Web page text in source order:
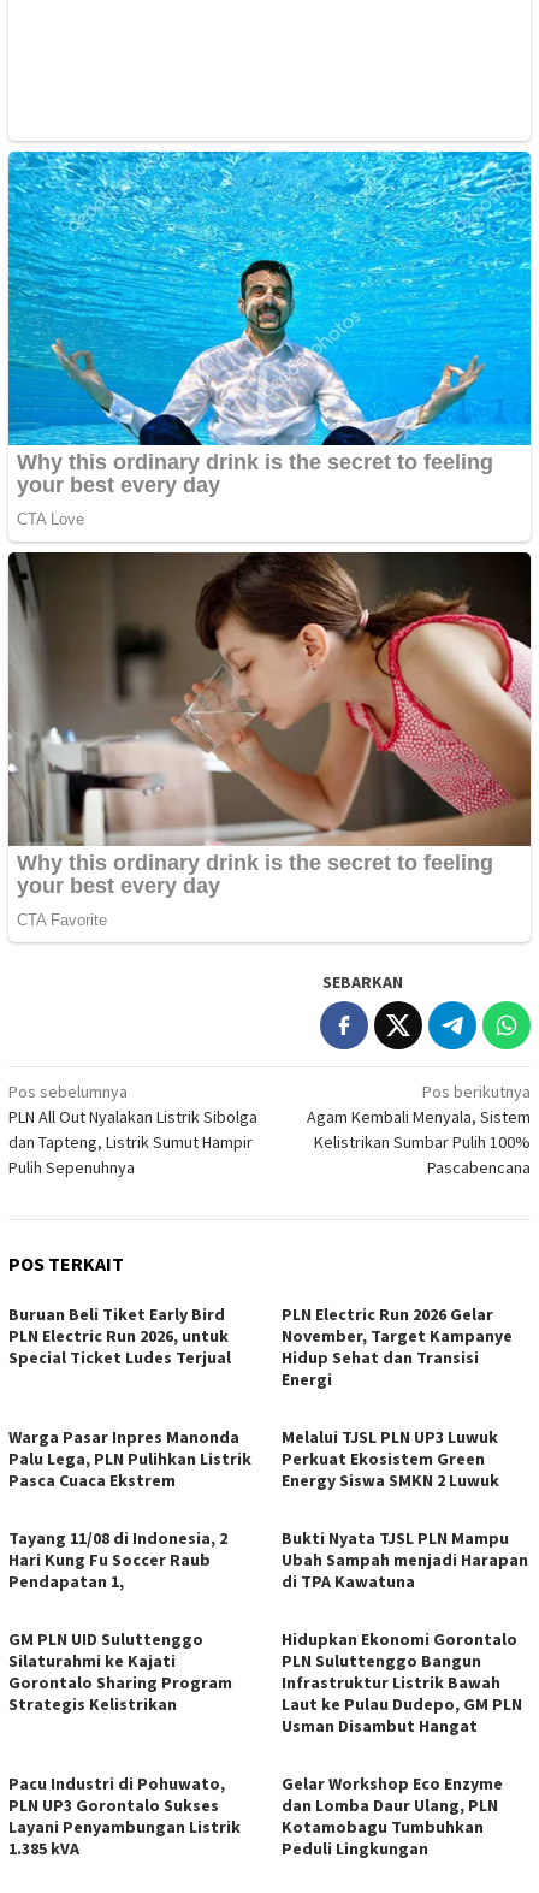
SEBARKAN
Navigasi
pos
Pos sebelumnya
PLN All Out Nyalakan Listrik Sibolga
dan Tapteng, Listrik Sumut Hampir
Pulih Sepenuhnya
Pos berikutnya
Agam Kembali Menyala, Sistem
Kelistrikan Sumbar Pulih 100%
Pascabencana
POS TERKAIT
Buruan Beli Tiket Early Bird
PLN Electric Run 2026, untuk
Special Ticket Ludes Terjual
PLN Electric Run 2026 Gelar
November, Target Kampanye
Hidup Sehat dan Transisi
Energi
Warga Pasar Inpres Manonda
Palu Lega, PLN Pulihkan Listrik
Pasca Cuaca Ekstrem
Melalui TJSL PLN UP3 Luwuk
Perkuat Ekosistem Green
Energy Siswa SMKN 2 Luwuk
Tayang 11/08 di Indonesia, 2
Hari Kung Fu Soccer Raub
Pendapatan 1,
Bukti Nyata TJSL PLN Mampu
Ubah Sampah menjadi Harapan
di TPA Kawatuna
GM PLN UID Suluttenggo
Silaturahmi ke Kajati
Gorontalo Sharing Program
Strategis Kelistrikan
Hidupkan Ekonomi Gorontalo
PLN Suluttenggo Bangun
Infrastruktur Listrik Bawah
Laut ke Pulau Dudepo, GM PLN
Usman Disambut Hangat
Pacu Industri di Pohuwato,
PLN UP3 Gorontalo Sukses
Layani Penyambungan Listrik
1.385 kVA
Gelar Workshop Eco Enzyme
dan Lomba Daur Ulang, PLN
Kotamobagu Tumbuhkan
Peduli Lingkungan